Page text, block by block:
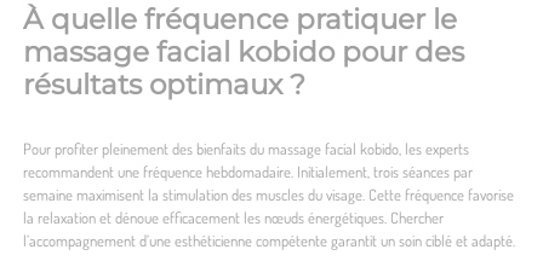
À quelle fréquence pratiquer le
massage facial kobido pour des
résultats optimaux ?
Pour profiter pleinement des bienfaits du massage facial kobido, les experts
recommandent une fréquence hebdomadaire. Initialement, trois séances par
semaine maximisent la stimulation des muscles du visage. Cette fréquence favorise
la relaxation et dénoue efficacement les nœuds énergétiques. Chercher
l’accompagnement d’une esthéticienne compétente garantit un soin ciblé et adapté.